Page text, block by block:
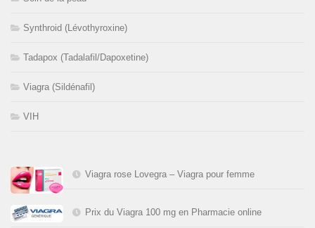
Synthroid (Lévothyroxine)
Tadapox (Tadalafil/Dapoxetine)
Viagra (Sildénafil)
VIH
Viagra rose Lovegra – Viagra pour femme
Prix du Viagra 100 mg en Pharmacie online